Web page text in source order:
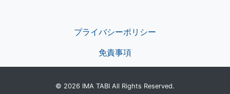
プライバシーポリシー
免責事項
© 2026 IMA TABI All Rights Reserved.